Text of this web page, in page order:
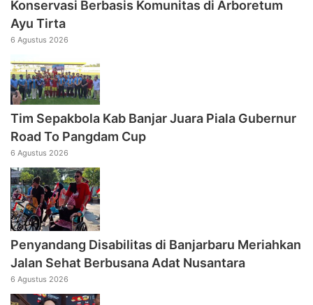
Konservasi Berbasis Komunitas di Arboretum
Ayu Tirta
6 Agustus 2026
Tim Sepakbola Kab Banjar Juara Piala Gubernur
Road To Pangdam Cup
6 Agustus 2026
Penyandang Disabilitas di Banjarbaru Meriahkan
Jalan Sehat Berbusana Adat Nusantara
6 Agustus 2026